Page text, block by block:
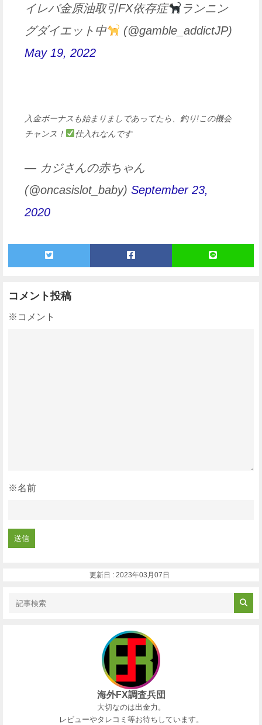
イレバ金原油取引FX依存症
ランニン
グダイエット中
(@gamble_addictJP)
May 19, 2022
入金ボーナスも始まりましであってたら、釣り!この機会
チャンス！
仕入れなんです
— カジさんの赤ちゃん
(@oncasislot_baby)September 23,
2020
コメント投稿
※コメント
※名前
更新日 : 2023年03月07日
海外FX調査兵団
大切なのは出金力。
レビューやタレコミ等お待ちしています。